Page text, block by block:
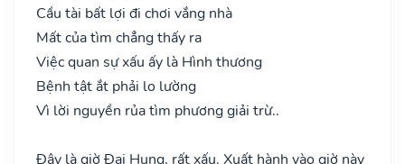
Cầu tài bất lợi đi chơi vắng nhà
Mất của tìm chẳng thấy ra
Việc quan sự xấu ấy là Hình thương
Bệnh tật ắt phải lo lường
Vì lời nguyền rủa tìm phương giải trừ..
Đây là giờ Đại Hung, rất xấu. Xuất hành vào giờ này